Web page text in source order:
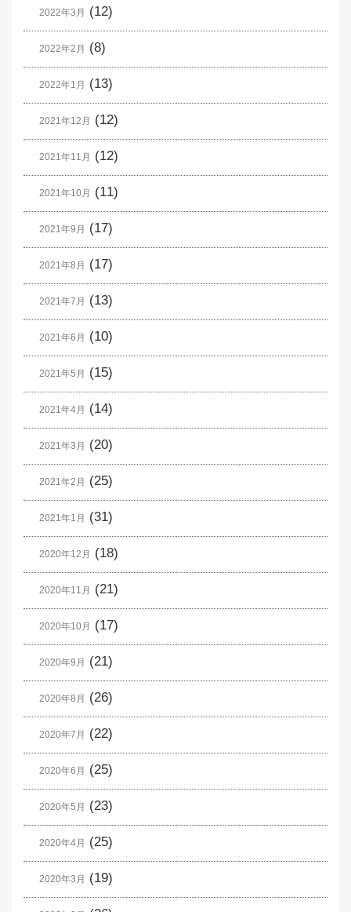
2022年3月 (12)
2022年2月 (8)
2022年1月 (13)
2021年12月 (12)
2021年11月 (12)
2021年10月 (11)
2021年9月 (17)
2021年8月 (17)
2021年7月 (13)
2021年6月 (10)
2021年5月 (15)
2021年4月 (14)
2021年3月 (20)
2021年2月 (25)
2021年1月 (31)
2020年12月 (18)
2020年11月 (21)
2020年10月 (17)
2020年9月 (21)
2020年8月 (26)
2020年7月 (22)
2020年6月 (25)
2020年5月 (23)
2020年4月 (25)
2020年3月 (19)